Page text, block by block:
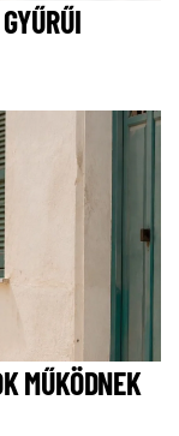
MŰKÖDNEK